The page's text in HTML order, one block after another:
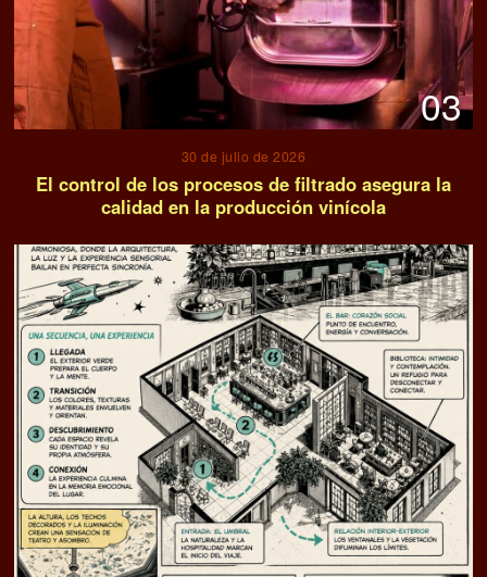
03
30 de julio de 2026
El control de los procesos de filtrado asegura la
calidad en la producción vinícola